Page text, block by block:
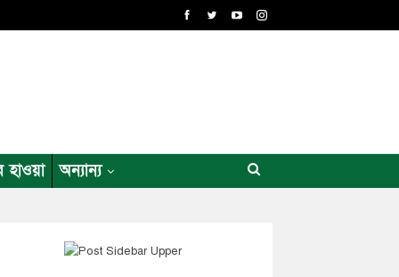
হাওয়া অন্যান্য